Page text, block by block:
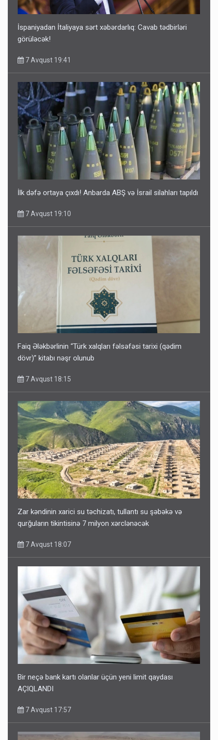
İspaniyadan İtaliyaya sərt xəbərdarlıq: Cavab tədbirləri
görüləcək!
7 Avqust 19:41
İlk dəfə ortaya çıxdı! Anbarda ABŞ və İsrail silahları tapıldı
7 Avqust 19:10
Faiq Ələkbərlinin “Türk xalqları fəlsəfəsi tarixi (qədim
dövr)” kitabı nəşr olunub
7 Avqust 18:15
Zar kəndinin xarici su təchizatı, tullantı su şəbəkə və
qurğuların tikintisinə 7 milyon xərclənəcək
7 Avqust 18:07
Bir neçə bank kartı olanlar üçün yeni limit qaydası
AÇIQLANDI
7 Avqust 17:57